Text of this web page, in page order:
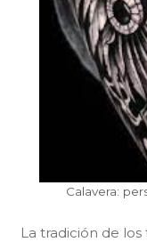
Calavera:
La tradición de los